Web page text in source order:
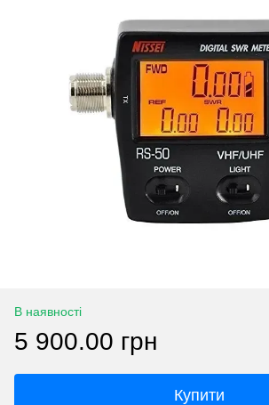
В наявності
5 900.00 грн
Купити